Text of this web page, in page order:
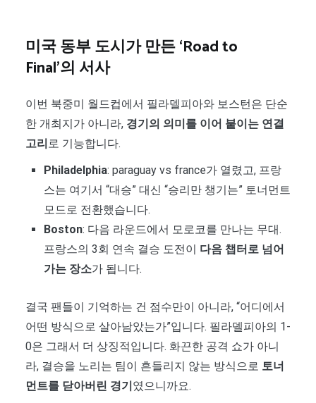
미국 동부 도시가 만든 ‘Road to
Final’의 서사
이번 북중미 월드컵에서 필라델피아와 보스턴은 단순
한 개최지가 아니라, 경기의 의미를 이어 붙이는 연결
고리로 기능합니다.
Philadelphia: paraguay vs france가 열렸고, 프랑
스는 여기서 “대승” 대신 “승리만 챙기는” 토너먼트
모드로 전환했습니다.
Boston: 다음 라운드에서 모로코를 만나는 무대.
프랑스의 3회 연속 결승 도전이 다음 챕터로 넘어
가는 장소가 됩니다.
결국 팬들이 기억하는 건 점수만이 아니라, “어디에서
어떤 방식으로 살아남았는가”입니다. 필라델피아의 1-
0은 그래서 더 상징적입니다. 화끈한 공격 쇼가 아니
라, 결승을 노리는 팀이 흔들리지 않는 방식으로 토너
먼트를 닫아버린 경기였으니까요.